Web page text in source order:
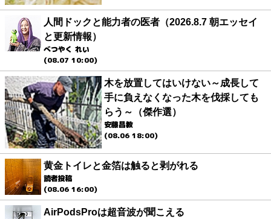
人間ドックと能力者の医者（2026.8.7 朝エッセイ
と更新情報）
べつやく れい
(08.07 10:00)
木を放置してはいけない～成長して
手に負えなくなった木を伐採しても
らう～（傑作選）
安藤昌教
(08.06 18:00)
黄金トイレと金箔は触ると剥がれる
読者投稿
(08.06 16:00)
AirPodsProは超音波が聞こえる